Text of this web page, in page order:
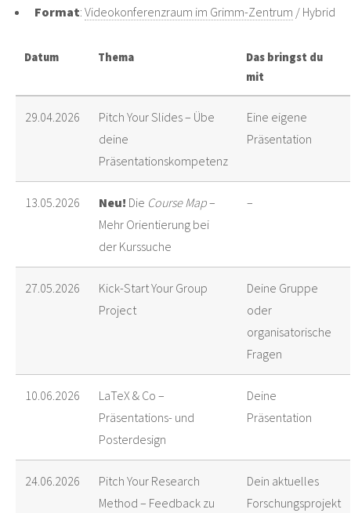
Format: Videokonferenzraum im Grimm-Zentrum / Hybrid
Datum Thema
Das bringst du
mit
29.04.2026
Pitch Your Slides – Übe
deine
Präsentationskompetenz
Eine eigene
Präsentation
13.05.2026 Neu! Die Course Map–
Mehr Orientierung bei
der Kurssuche
–
27.05.2026
Kick-Start Your Group
Project
Deine Gruppe
oder
organisatorische
Fragen
10.06.2026
LaTeX & Co –
Präsentations- und
Posterdesign
Deine
Präsentation
24.06.2026
Pitch Your Research
Method – Feedback zu
Dein aktuelles
Forschungsprojekt